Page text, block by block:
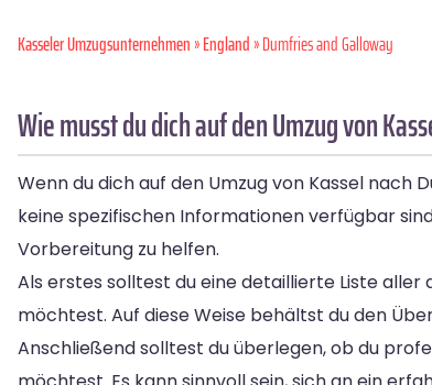
Kasseler Umzugsunternehmen»England» Dumfries and Galloway
Wie musst du dich auf den Umzug von
Wenn du dich auf den Umzug von Kassel
keine spezifischen Informationen verfügbar
Vorbereitung zu helfen.
Als erstes solltest du eine detaillierte Liste
möchtest. Auf diese Weise behältst du den
Anschließend solltest du überlegen, ob du